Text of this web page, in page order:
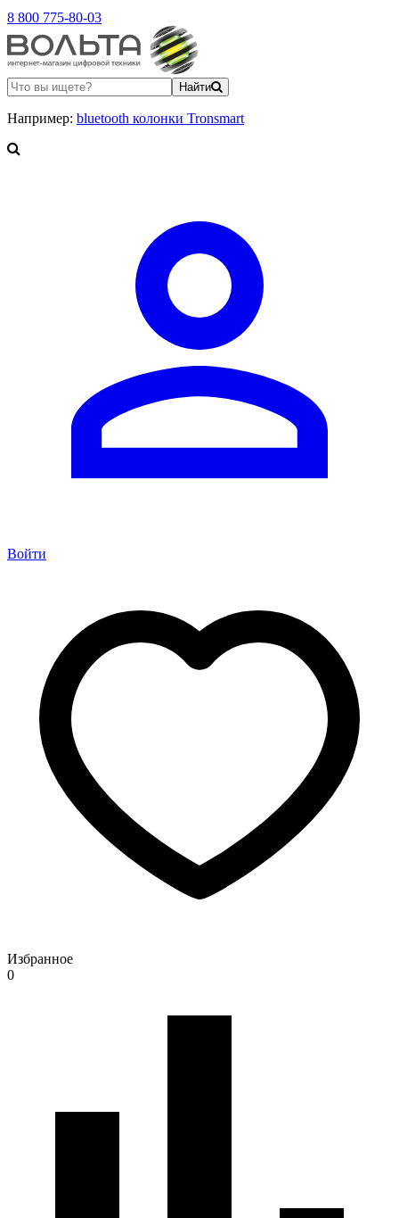
8 800 775-80-03
Найти
Например: bluetooth колонки Tronsmart
Войти
Избранное
0